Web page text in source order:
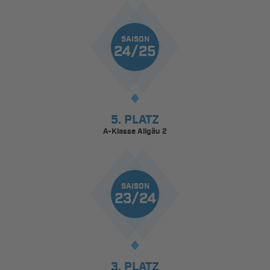
SAISON
24/25
5. PLATZ
A-Klasse Allgäu 2
SAISON
23/24